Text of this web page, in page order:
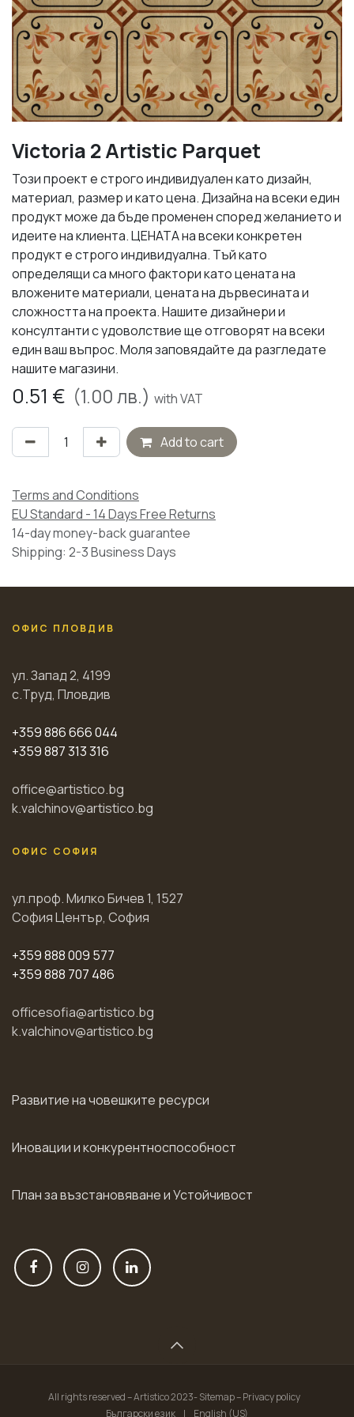
Victoria 2 Artistic Parquet
Този проект е строго индивидуален като дизайн,
материал, размер и като цена. Дизайна на всеки един
продукт може да бъде променен според желанието и
идеите на клиента. ЦЕНАТА на всеки конкретен
продукт е строго индивидуална. Тъй като
определящи са много фактори като цената на
вложените материали, цената на дървесината и
сложността на проекта. Нашите дизайнери и
консултанти с удоволствие ще отговорят на всеки
един ваш въпрос. Моля заповядайте да разгледате
нашите магазини.
0.51 € (1.00лв.) with VAT
Add to cart
Terms and Conditions
EU Standard - 14 Days Free Returns
14-day money-back guarantee
Shipping: 2-3 Business Days
ОФИС ПЛОВДИВ
ул. Запад 2, 4199
с.Труд, Пловдив
+359 886 666 044
+359 887 313 316
office@artistico.bg
k.valchinov@artistico.bg
ОФИС СОФИЯ
ул.проф. Милко Бичев 1, 1527
София Център, София
+359 888 009 577
+359 888 707 486
officesofia@artistico.bg
k.valchinov@artistico.bg
Развитие на човешките ресурси
Иновации и конкурентноспособност
План за възстановяване и Устойчивост
All rights reserved – Artistico 2023- Sitemap – Privacy policy
Български език
| English (US)